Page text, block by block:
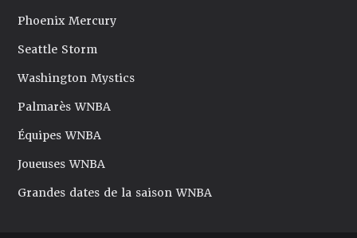
Phoenix Mercury
Seattle Storm
Washington Mystics
Palmarès WNBA
Équipes WNBA
Joueuses WNBA
Grandes dates de la saison WNBA